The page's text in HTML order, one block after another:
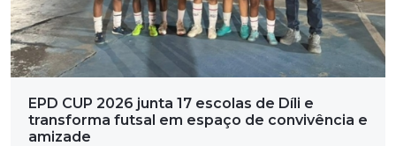
EPD CUP 2026 junta 17 escolas de Díli e
transforma futsal em espaço de convivência e
amizade